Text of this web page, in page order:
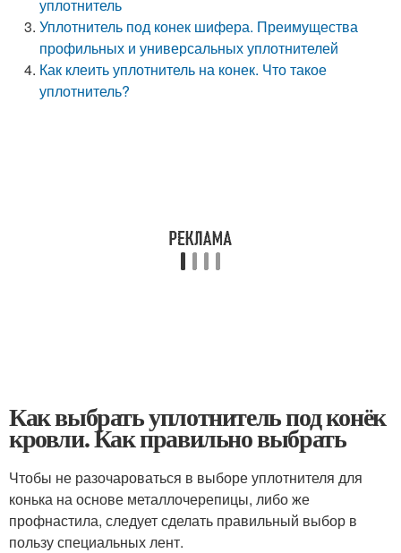
уплотнитель
Уплотнитель под конек шифера. Преимущества
профильных и универсальных уплотнителей
Как клеить уплотнитель на конек. Что такое
уплотнитель?
Как выбрать уплотнитель под конёк
кровли. Как правильно выбрать
Чтобы не разочароваться в выборе уплотнителя для
конька на основе металлочерепицы, либо же
профнастила, следует сделать правильный выбор в
пользу специальных лент.